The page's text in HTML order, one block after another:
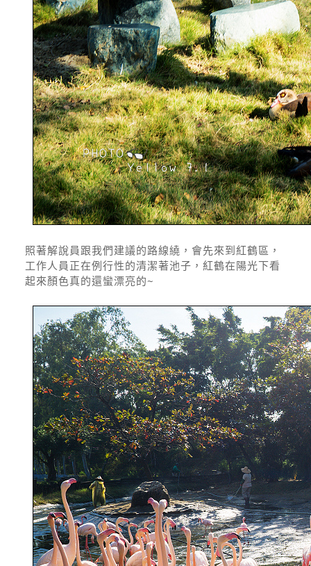
照著解說員跟我們建議的路線繞，會先來到紅鶴區，
工作人員正在例行性的清潔著池子，紅鶴在陽光下看
起來顏色真的還蠻漂亮的~